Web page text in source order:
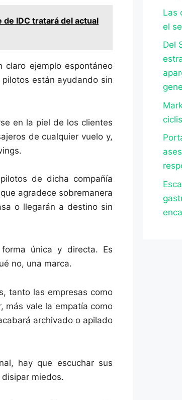
de IDC tratará del actual
claro ejemplo espontáneo
están ayudando sin
en la piel de los clientes
de cualquier vuelo y,
de dicha compañía
agradece sobremanera
o llegarán a destino sin
única y directa. Es
no, una marca.
tanto las empresas como
más vale la empatía como
archivado o apilado
hay que escuchar sus
miedos.
Las
el
Del